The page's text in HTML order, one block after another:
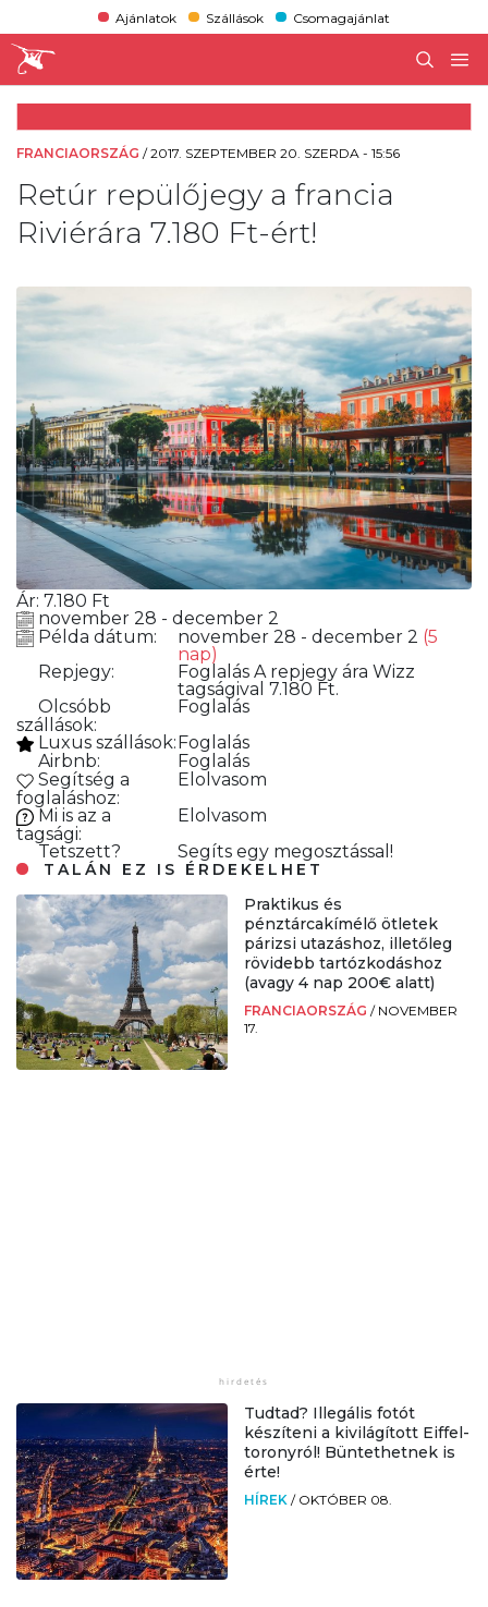
Ajánlatok Szállások Csomagajánlat
FRANCIAORSZÁG /2017. SZEPTEMBER 20. SZERDA - 15:56
Retúr repülőjegy a francia
Riviérára 7.180 Ft-ért!
Ár: 7.180 Ft
november 28 - december 2
Példa dátum:
november 28 - december 2 (5
nap)
Repjegy:
Foglalás A repjegy ára Wizz
tagságival 7.180 Ft.
Olcsóbb
szállások:
Foglalás
Luxus szállások:Foglalás
Airbnb:
Foglalás
Segítség a
foglaláshoz:
Elolvasom
Mi is az a
tagsági:
Elolvasom
Tetszett?
Segíts egy megosztással!
TALÁN EZ IS ÉRDEKELHET
Praktikus és
pénztárcakímélő ötletek
párizsi utazáshoz, illetőleg
rövidebb tartózkodáshoz
(avagy 4 nap 200€ alatt)
FRANCIAORSZÁG / NOVEMBER
17.
Tudtad? Illegális fotót
készíteni a kivilágított Eiffel-
toronyról! Büntethetnek is
érte!
HÍREK / OKTÓBER 08.